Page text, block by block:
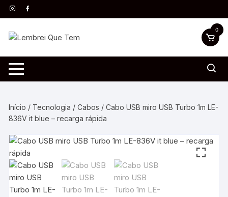
0
Início / Tecnologia /Cabos / Cabo USB miro USB Turbo 1m LE-
836V it blue – recarga rápida